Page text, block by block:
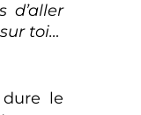
d’aller
toi…
le